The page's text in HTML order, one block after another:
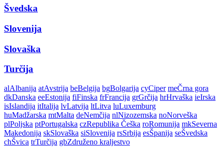
Švedska
Slovenija
Slovaška
Turčija
alAlbanija atAvstrija beBelgija bgBolgarija cyCiper meČrna gora
dkDanska eeEstonija fiFinska frFrancija grGrčija hrHrvaška ieIrska
isIslandija itItalija lvLatvija ltLitva luLuxemburg
huMadžarska mtMalta deNemčija nlNizozemska noNorveška
plPoljska ptPortugalska czRepublika Češka roRomunija mkSeverna
Makedonija skSlovaška siSlovenija rsSrbija esŠpanija seŠvedska
chŠvica trTurčija gbZdruženo kraljestvo